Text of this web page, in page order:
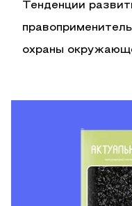
Тенденции
охраны